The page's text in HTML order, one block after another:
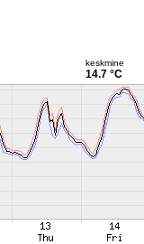
keskmine
14.7 °C